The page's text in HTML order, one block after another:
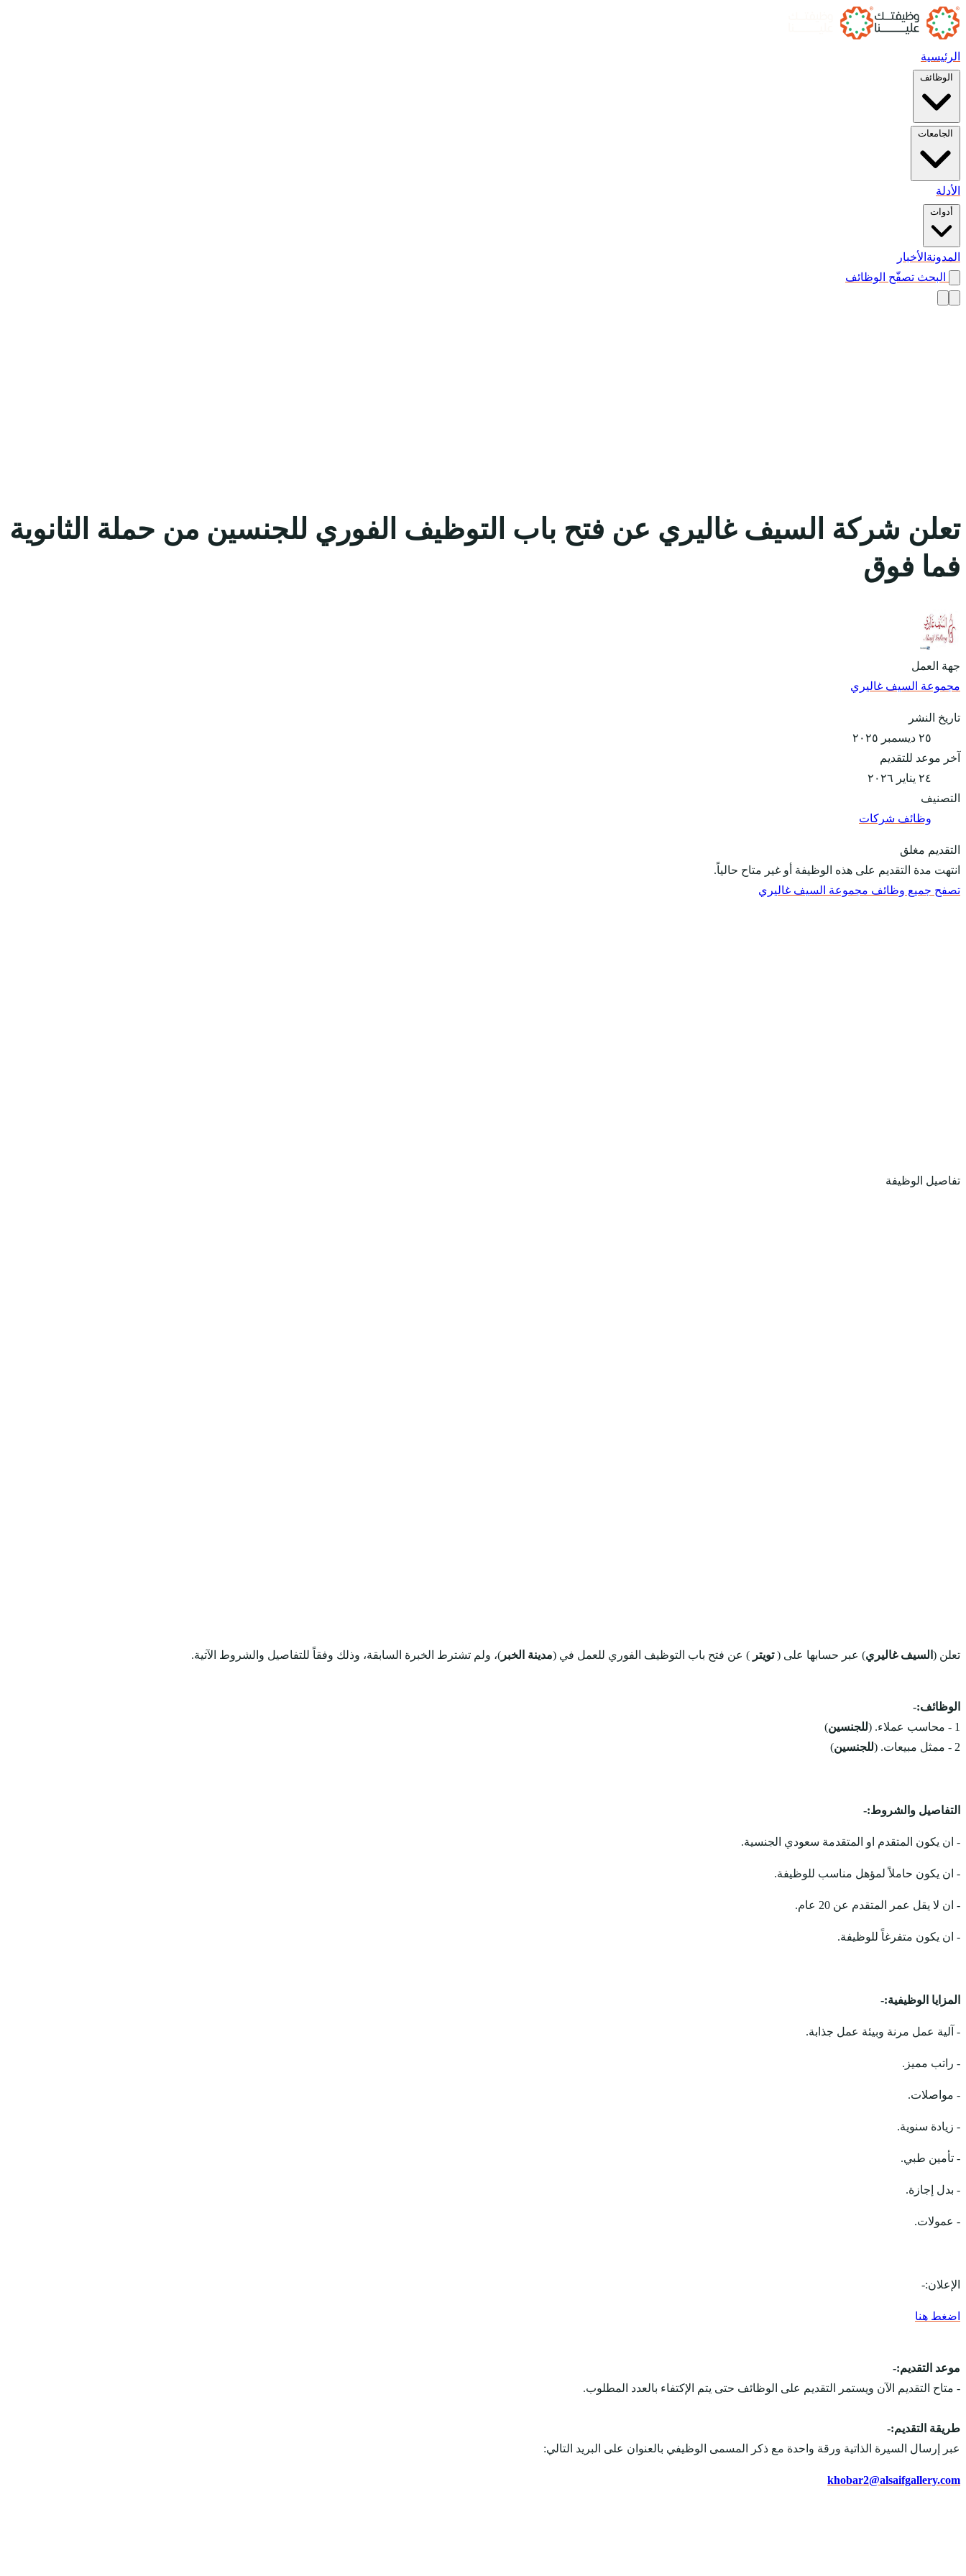
الرئيسية
الوظائف
الجامعات
الأدلة
أدوات
المدونة الأخبار
البحث تصفّح الوظائف
تعلن شركة السيف غاليري عن فتح باب التوظيف الفوري للجنسين من حملة الثانوية
فما فوق
جهة العمل
مجموعة السيف غاليري
تاريخ النشر
٢٥ ديسمبر ٢٠٢٥
آخر موعد للتقديم
٢٤ يناير ٢٠٢٦
التصنيف
وظائف شركات
التقديم مغلق
انتهت مدة التقديم على هذه الوظيفة أو غير متاح حالياً.
تصفح جميع وظائف مجموعة السيف غاليري
تفاصيل الوظيفة
تعلن ( السيف غاليري) عبر حسابها على (تويتر ) عن فتح باب التوظيف الفوري للعمل في (مدينة الخبر )، ولم تشترط الخبرة السابقة، وذلك وفقاً للتفاصيل والشروط الآتية.
الوظائف:-
1 - محاسب عملاء. (
للجنسين)
2 - ممثل مبيعات. (
للجنسين)
التفاصيل والشروط:-
- ان يكون المتقدم او المتقدمة سعودي الجنسية.
- ان يكون حاملاً لمؤهل مناسب للوظيفة.
- ان لا يقل عمر المتقدم عن 20 عام.
- ان يكون متفرغاً للوظيفة.
المزايا الوظيفية:-
- آلية عمل مرنة وبيئة عمل جذابة.
- راتب مميز.
- مواصلات.
- زيادة سنوية.
- تأمين طبي.
- بدل إجازة.
- عمولات.
الإعلان:-
اضغط هنا
موعد التقديم:-
- متاح التقديم الآن ويستمر التقديم على الوظائف حتى يتم الإكتفاء بالعدد المطلوب.
طريقة التقديم:-
عبر إرسال السيرة الذاتية ورقة واحدة مع ذكر المسمى الوظيفي بالعنوان على البريد التالي:
khobar2@alsaifgallery.com